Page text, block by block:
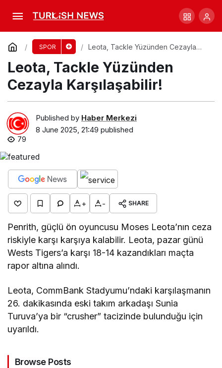
SPOR
Leota, Tackle Yüzünden Cezayla
Leota, Tackle Yüzünden
Cezayla Karşılaşabilir!
Published by Haber Merkezi
8 June 2025, 21:49 published
79
+ - SHARE
Penrith, güçlü ön oyuncusu Moses Leota’nın ceza
riskiyle karşı karşıya kalabilir. Leota, pazar günü
Wests Tigers’a karşı 18-14 kazandıkları maçta
rapor altına alındı.
Leota, CommBank Stadyumu’ndaki karşılaşmanın
26. dakikasında eski takım arkadaşı Sunia
Turuva’ya bir “crusher” tacizinde bulunduğu için
uyarıldı.
Browse Posts
Dewar’ın Yüksek Teması, Maçın Dönüm
Noktası!
Comment